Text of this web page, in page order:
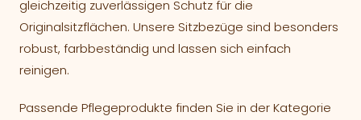
gleichzeitig zuverlässigen Schutz für die
Originalsitzflächen. Unsere Sitzbezüge sind besonders
robust, farbbeständig und lassen sich einfach
reinigen.
Passende Pflegeprodukte finden Sie in der Kategorie